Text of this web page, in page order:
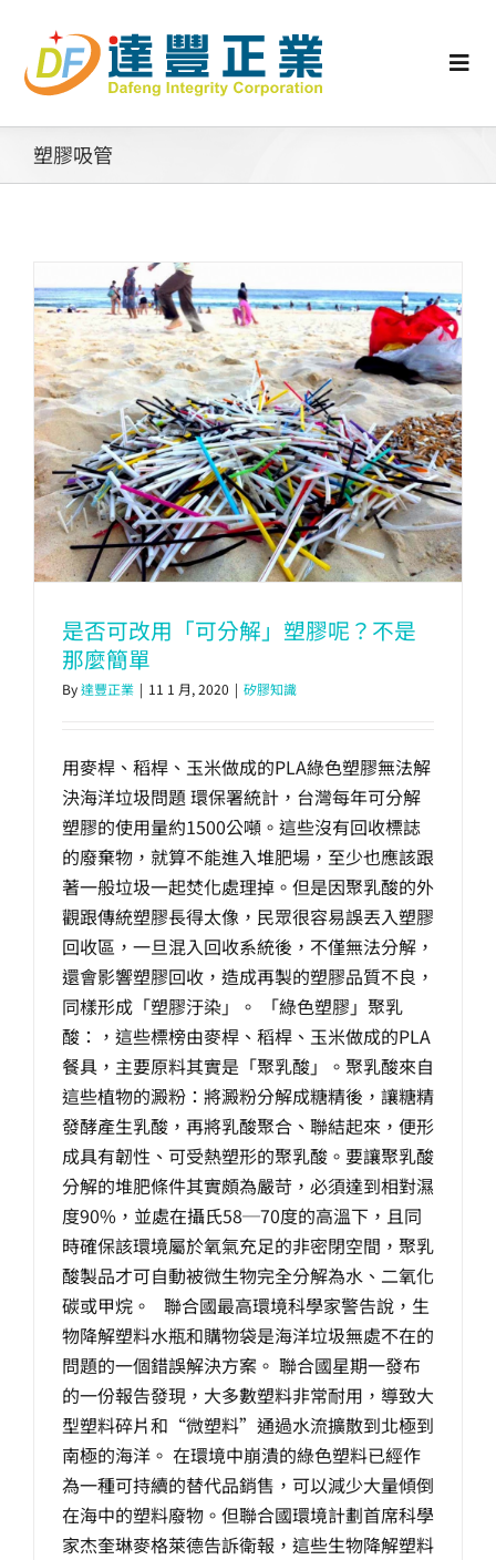
content
認識矽膠
工業零配件
消費性產品
矽膠客製
生產製造
選購指南
公司介紹
塑膠吸管
是否可改用「可分解」塑膠呢？不是
那麼簡單
By達豐正業 | 11 1 月, 2020 | 矽膠知識
用麥桿、稻桿、玉米做成的PLA綠色塑膠無法解
決海洋垃圾問題 環保署統計，台灣每年可分解
塑膠的使用量約1500公噸。這些沒有回收標誌
的廢棄物，就算不能進入堆肥場，至少也應該跟
著一般垃圾一起焚化處理掉。但是因聚乳酸的外
觀跟傳統塑膠長得太像，民眾很容易誤丟入塑膠
回收區，一旦混入回收系統後，不僅無法分解，
還會影響塑膠回收，造成再製的塑膠品質不良，
同樣形成「塑膠汙染」。 「綠色塑膠」聚乳
酸：，這些標榜由麥桿、稻桿、玉米做成的PLA
餐具，主要原料其實是「聚乳酸」。聚乳酸來自
這些植物的澱粉：將澱粉分解成糖精後，讓糖精
發酵產生乳酸，再將乳酸聚合、聯結起來，便形
成具有韌性、可受熱塑形的聚乳酸。要讓聚乳酸
分解的堆肥條件其實頗為嚴苛，必須達到相對濕
度90%，並處在攝氏58─70度的高溫下，且同
時確保該環境屬於氧氣充足的非密閉空間，聚乳
酸製品才可自動被微生物完全分解為水、二氧化
碳或甲烷。 聯合國最高環境科學家警告說，生
物降解塑料水瓶和購物袋是海洋垃圾無處不在的
問題的一個錯誤解決方案。 聯合國星期一發布
的一份報告發現，大多數塑料非常耐用，導致大
型塑料碎片和“微塑料”通過水流擴散到北極到
南極的海洋。 在環境中崩潰的綠色塑料已經作
為一種可持續的替代品銷售，可以減少大量傾倒
在海中的塑料廢物。但聯合國環境計劃首席科學
家杰奎琳麥格萊德告訴衛報，這些生物降解塑料